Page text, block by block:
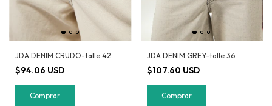
JDA DENIM CRUDO-talle 42
$94.06 USD
Comprar
JDA DENIM GREY-talle 36
$107.60 USD
Comprar